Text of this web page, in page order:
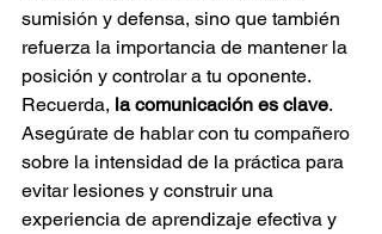
sumisión y defensa, sino que también
refuerza la importancia de mantener la
posición y controlar a tu oponente.
Recuerda, la comunicación es clave.
Asegúrate de hablar con tu compañero
sobre la intensidad de la práctica para
evitar lesiones y construir una
experiencia de aprendizaje efectiva y